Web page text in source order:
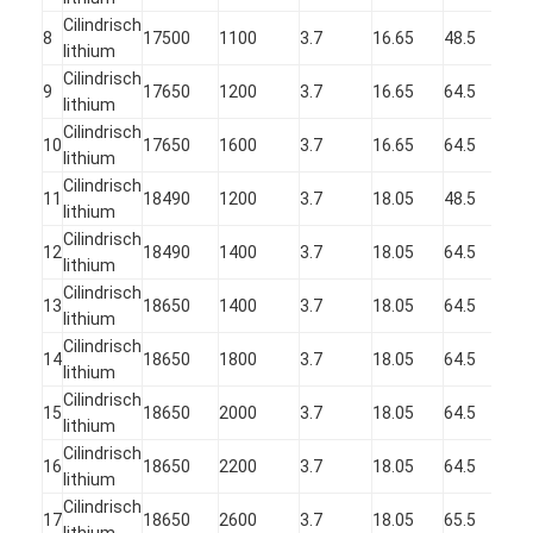
8
Cilindrisch
lithium
17500 1100 3.7 16.65 48.5
9
Cilindrisch
lithium
17650 1200 3.7 16.65 64.5
10
Cilindrisch
lithium
17650 1600 3.7 16.65 64.5
11
Cilindrisch
lithium
18490 1200 3.7 18.05 48.5
12
Cilindrisch
lithium
18490 1400 3.7 18.05 64.5
13
Cilindrisch
lithium
18650 1400 3.7 18.05 64.5
14
Cilindrisch
lithium
18650 1800 3.7 18.05 64.5
15
Cilindrisch
lithium
18650 2000 3.7 18.05 64.5
16
Cilindrisch
lithium
18650 2200 3.7 18.05 64.5
17
Cilindrisch
18650 2600 3.7 18.05 65.5